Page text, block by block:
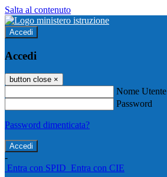
Salta al contenuto
Accedi
Accedi
button close ×
Nome Utente
Password
Password dimenticata?
-
Entra con SPID Entra con CIE